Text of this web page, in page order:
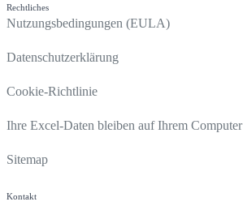
Rechtliches
Nutzungsbedingungen (EULA)
Datenschutzerklärung
Cookie-Richtlinie
Ihre Excel-Daten bleiben auf Ihrem Computer
Sitemap
Kontakt